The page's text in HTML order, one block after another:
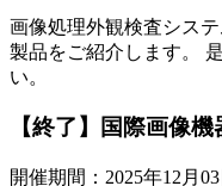
画像処理外観検査シス
製品をご紹介します。
い。
【終了】国際画像機
開催期間：2025年12月